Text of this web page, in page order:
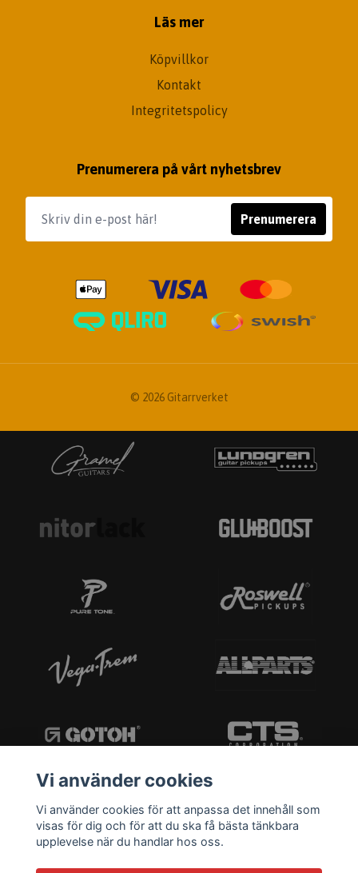
Läs mer
Köpvillkor
Kontakt
Integritetspolicy
Prenumerera på vårt nyhetsbrev
Prenumerera
© 2026 Gitarrverket
Vi använder cookies
Vi använder cookies för att anpassa det innehåll som
visas för dig och för att du ska få bästa tänkbara
upplevelse när du handlar hos oss.